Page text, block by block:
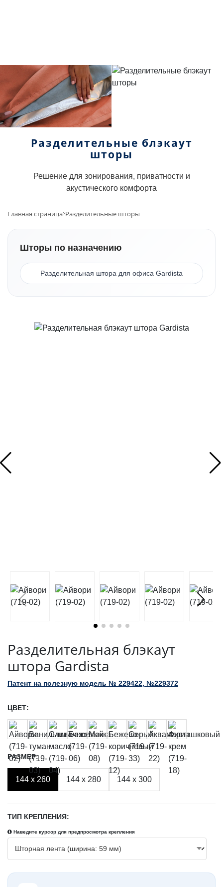
Разделительные блэкаут
шторы
Решение для зонирования, приватности и
акустического комфорта
Главная страница Разделительные шторы
Шторы по назначению
Разделительная штора для офиса Gardista
Разделительная блэкаут
штора Gardista
Патент на полезную модель № 229422, №229372
ЦВЕТ:
РАЗМЕР:
144 x 260 144 x 280 144 x 300
ТИП КРЕПЛЕНИЯ:
Наведите курсор для предпросмотра крепления